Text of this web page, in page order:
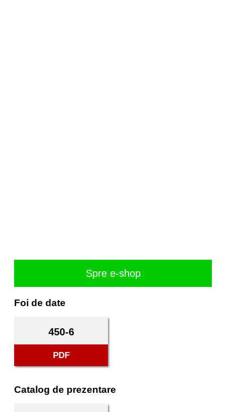
Spre e-shop
Foi de date
450-6
PDF
Catalog de prezentare